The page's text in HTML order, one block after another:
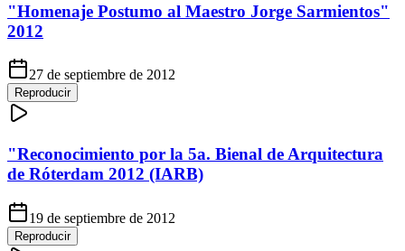
"Homenaje Postumo al Maestro Jorge Sarmientos"
2012
27 de septiembre de 2012
Reproducir
"Reconocimiento por la 5a. Bienal de Arquitectura
de Róterdam 2012 (IARB)
19 de septiembre de 2012
Reproducir